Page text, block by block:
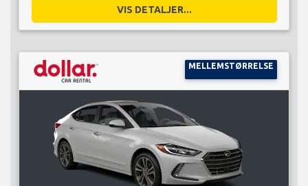
VIS DETALJER...
MELLEMSTØRRELSE